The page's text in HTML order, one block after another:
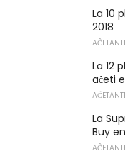
La 10
2018
La 12
aĉeti
La
Buy